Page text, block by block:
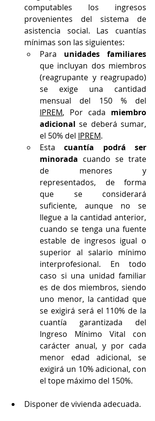
computables los ingresos
provenientes del sistema de
asistencia social. Las cuantías
mínimas son las siguientes:
Para unidades familiares
que incluyan dos miembros
(reagrupante y reagrupado)
se exige una cantidad
IPREM, Por cada miembro
adicional se deberá sumar,
el 50% del IPREM.
Esta cuantía podrá ser
minorada cuando se trate
de menores y
representados, de forma
que se considerará
suficiente, aunque no se
llegue a la cantidad anterior,
cuando se tenga una fuente
estable de ingresos igual o
superior al salario mínimo
interprofesional. En todo
caso si una unidad familiar
es de dos miembros, siendo
uno menor, la cantidad que
se exigirá será el 110% de la
cuantía garantizada del
Ingreso Mínimo Vital con
carácter anual, y por cada
menor edad adicional, se
exigirá un 10% adicional, con
el tope máximo del 150%.
Disponer de vivienda adecuada.